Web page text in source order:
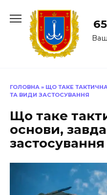
до
Ваш
ГОЛОВНА » ЩО ТАКЕ
ТА ВИДИ ЗАСТОСУВАННЯ
Що таке
основи,
застосування